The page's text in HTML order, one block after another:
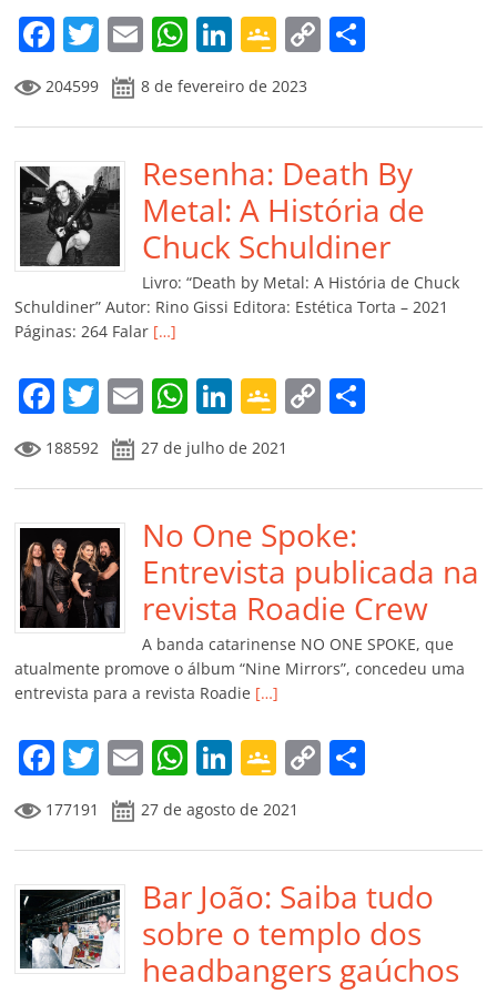
F
a
c
e
b
o
o
k
T
w
itt
er
E
m
ai
l
W
at
s
A
p
p
Li
k
e
dI
n
G
o
o
gl
e
Cl
a
ss
ro
m
C
y
Li
n
k
p
ar
til
h
ar
204599 8 de fevereiro de 2023
Resenha: Death By
Metal: A História de
Chuck Schuldiner
Livro: “Death by Metal: A História de Chuck
Schuldiner” Autor: Rino Gissi Editora: Estética Torta – 2021
Páginas: 264 Falar […]
F
a
c
e
b
o
o
k
T
w
itt
er
E
m
ai
l
W
h
at
s
A
p
p
Li
n
k
e
dI
n
G
o
o
gl
e
Cl
a
ss
ro
o
m
C
y
Li
n
k
p
til
h
ar
188592 27 de julho de 2021
No One Spoke:
Entrevista publicada na
revista Roadie Crew
A banda catarinense NO ONE SPOKE, que
atualmente promove o álbum “Nine Mirrors”, concedeu uma
entrevista para a revista Roadie […]
F
a
c
e
b
o
o
T
w
itt
er
E
m
ai
l
W
at
s
A
p
p
Li
n
k
e
dI
n
G
o
o
gl
e
Cl
a
C
y
Li
n
k
p
ar
til
h
177191 27 de agosto de 2021
Bar João: Saiba tudo
sobre o templo dos
headbangers gaúchos